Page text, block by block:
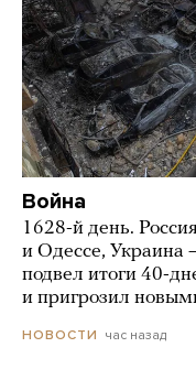
Война
1628-й день.
и Одессе, Украина
подвел итоги 40-
и пригрозил
НОВОСТИ час назад